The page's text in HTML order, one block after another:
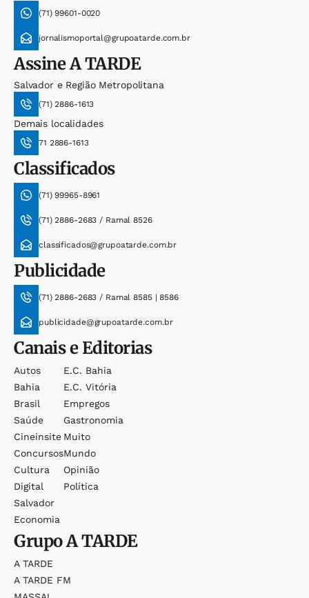
(71) 99601-0020
jornalismoportal@grupoatarde.com.br
AssineA TARDE
Salvador e Região Metropolitana
(71) 2886-1613
Demais localidades
71 2886-1613
Classificados
(71) 99965-8961
(71) 2886-2683 / Ramal 8526
classificados@grupoatarde.com.br
Publicidade
(71) 2886-2683 / Ramal 8585 | 8586
publicidade@grupoatarde.com.br
Canais e Editorias
Autos
Bahia
Brasil
Saúde
Cineinsite
Concursos
Cultura
Digital
Salvador
Economia
E.c. Bahia
E.c. Vitória
Empregos
Gastronomia
Muito
Mundo
Opinião
Política
GrupoA TARDE
A TARDE
A TARDE FM